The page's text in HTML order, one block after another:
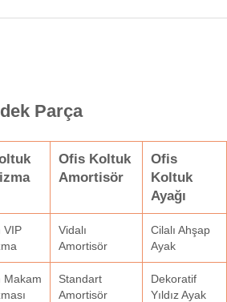
Parça
Ofis Koltuk
Amortisör
Ofis
Koltuk
Ayağı
VIP
Vidalı
Amortisör
Cilalı Ahşap
Ayak
Makam
Standart
Amortisör
Dekoratif
Yıldız Ayak